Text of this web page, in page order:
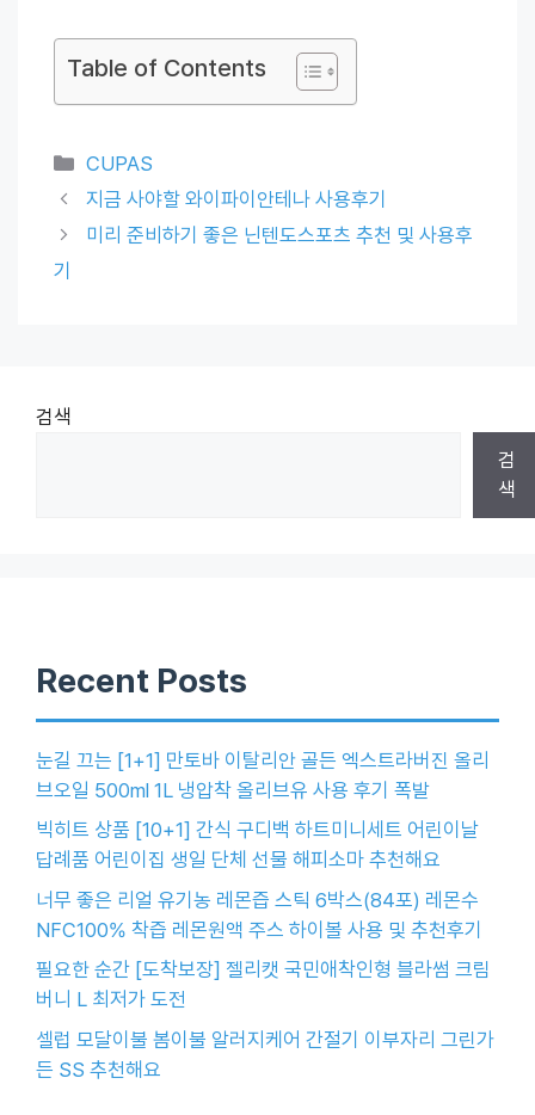
Table of Contents
Categories
CUPAS
지금 사야할 와이파이안테나 사용후기
미리 준비하기 좋은 닌텐도스포츠 추천 및 사용후
기
검색
검
색
Recent Posts
눈길 끄는 [1+1] 만토바 이탈리안 골든 엑스트라버진 올리
브오일 500ml 1L 냉압착 올리브유 사용 후기 폭발
빅히트 상품 [10+1] 간식 구디백 하트미니세트 어린이날
답례품 어린이집 생일 단체 선물 해피소마 추천해요
너무 좋은 리얼 유기농 레몬즙 스틱 6박스(84포) 레몬수
NFC100% 착즙 레몬원액 주스 하이볼 사용 및 추천후기
필요한 순간 [도착보장] 젤리캣 국민애착인형 블라썸 크림
버니 L 최저가 도전
셀럽 모달이불 봄이불 알러지케어 간절기 이부자리 그린가
든 SS 추천해요